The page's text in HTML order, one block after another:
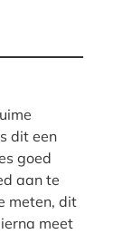
dit een
goed
aan te
meten, dit
meet